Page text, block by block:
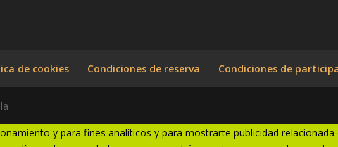
de cookies Condiciones de reserva Condiciones de
y para fines analíticos y para mostrarte publicidad